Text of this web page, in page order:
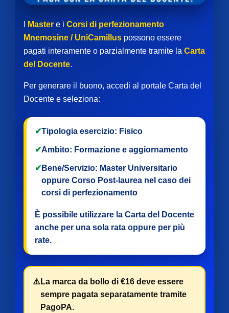
Master e i Corsi di perfezionamento
Mnemosine / UniCamillus possono essere
pagati interamente o parzialmente tramite la Carta
del Docente.
Per generare il buono, accedi al portale Carta del
Docente e seleziona:
✔Tipologia esercizio: Fisico
✔Ambito: Formazione e aggiornamento
✔ Bene/Servizio: Master Universitario
oppure Corso Post-laurea nel caso dei
corsi di perfezionamento
È possibile utilizzare la Carta del Docente
anche per una sola rata oppure per più
rate.
⚠️ La marca da bollo di €16 deve essere
sempre pagata separatamente tramite
PagoPA.